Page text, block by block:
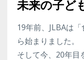
未来の子ど
19年前、JLBAは
ら始まりました。
そして今、20年目